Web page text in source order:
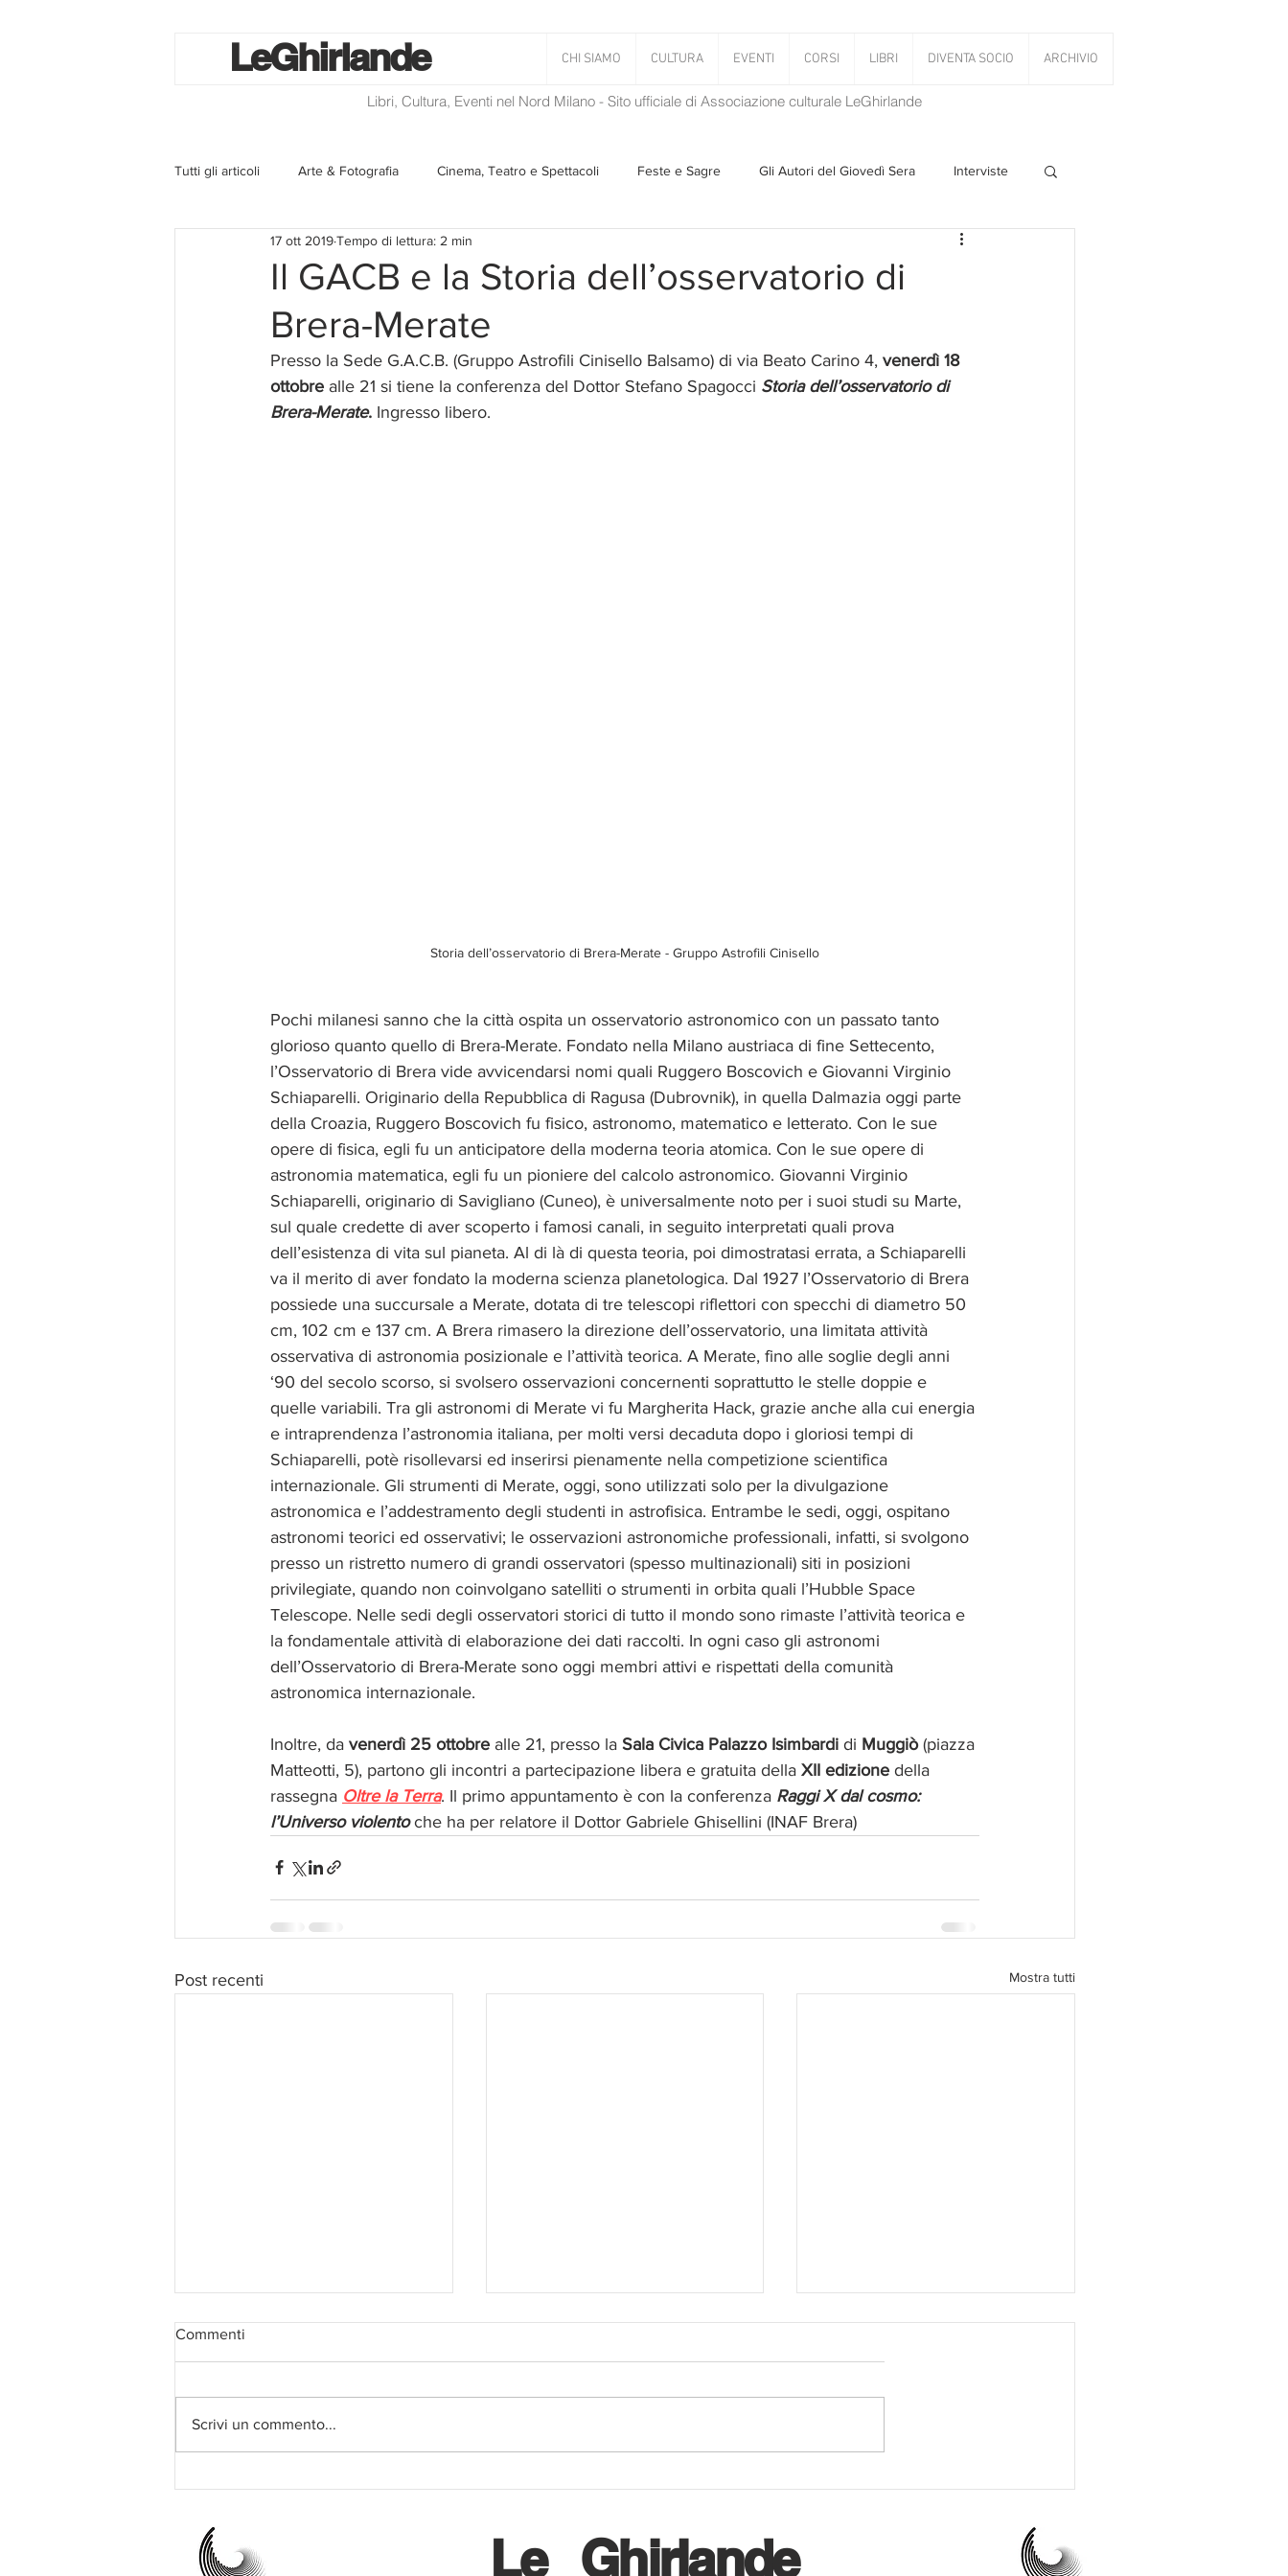
CHI SIAMO CULTURA EVENTI CORSI LIBRI DIVENTA SOCIO ARCHIVIO
LeGhirlande
Libri, Cultura, Eventi nel Nord Milano - Sito ufficiale di Associazione culturale LeGhirlande
Tutti gli articoli Arte & Fotografia Cinema, Teatro e Spettacoli Feste e Sagre Gli Autori del Giovedì Sera Interviste
La lotteria degli scontrini Libri Musica
Eventi ed iniziative Utilità Il Blog di Mirabilis
Il GACB e la Storia dell’osservatorio di
Brera-Merate
17 ott 2019Tempo di lettura: 2 min
Presso la Sede G.A.C.B. (Gruppo Astrofili Cinisello Balsamo) di via Beato Carino 4, venerdì 18
ottobre alle 21 si tiene la conferenza del Dottor Stefano Spagocci Storia dell’osservatorio di
Brera-Merate. Ingresso libero.
Storia dell’osservatorio di Brera-Merate - Gruppo Astrofili Cinisello
Pochi milanesi sanno che la città ospita un osservatorio astronomico con un passato tanto
glorioso quanto quello di Brera-Merate. Fondato nella Milano austriaca di fine Settecento,
l’Osservatorio di Brera vide avvicendarsi nomi quali Ruggero Boscovich e Giovanni Virginio
Schiaparelli. Originario della Repubblica di Ragusa (Dubrovnik), in quella Dalmazia oggi parte
della Croazia, Ruggero Boscovich fu fisico, astronomo, matematico e letterato. Con le sue
opere di fisica, egli fu un anticipatore della moderna teoria atomica. Con le sue opere di
astronomia matematica, egli fu un pioniere del calcolo astronomico. Giovanni Virginio
Schiaparelli, originario di Savigliano (Cuneo), è universalmente noto per i suoi studi su Marte,
sul quale credette di aver scoperto i famosi canali, in seguito interpretati quali prova
dell’esistenza di vita sul pianeta. Al di là di questa teoria, poi dimostratasi errata, a Schiaparelli
va il merito di aver fondato la moderna scienza planetologica. Dal 1927 l’Osservatorio di Brera
possiede una succursale a Merate, dotata di tre telescopi riflettori con specchi di diametro 50
cm, 102 cm e 137 cm. A Brera rimasero la direzione dell’osservatorio, una limitata attività
osservativa di astronomia posizionale e l’attività teorica. A Merate, fino alle soglie degli anni
‘90 del secolo scorso, si svolsero osservazioni concernenti soprattutto le stelle doppie e
quelle variabili. Tra gli astronomi di Merate vi fu Margherita Hack, grazie anche alla cui energia
e intraprendenza l’astronomia italiana, per molti versi decaduta dopo i gloriosi tempi di
Schiaparelli, potè risollevarsi ed inserirsi pienamente nella competizione scientifica
internazionale. Gli strumenti di Merate, oggi, sono utilizzati solo per la divulgazione
astronomica e l’addestramento degli studenti in astrofisica. Entrambe le sedi, oggi, ospitano
astronomi teorici ed osservativi; le osservazioni astronomiche professionali, infatti, si svolgono
presso un ristretto numero di grandi osservatori (spesso multinazionali) siti in posizioni
privilegiate, quando non coinvolgano satelliti o strumenti in orbita quali l’Hubble Space
Telescope. Nelle sedi degli osservatori storici di tutto il mondo sono rimaste l’attività teorica e
la fondamentale attività di elaborazione dei dati raccolti. In ogni caso gli astronomi
dell’Osservatorio di Brera-Merate sono oggi membri attivi e rispettati della comunità
astronomica internazionale.
Inoltre, da venerdì 25 ottobre alle 21, presso la Sala Civica Palazzo Isimbardi di Muggiò (piazza
Matteotti, 5), partono gli incontri a partecipazione libera e gratuita della XII edizione della
rassegna Oltre la Terra. Il primo appuntamento è con la conferenza Raggi X dal cosmo:
l’Universo violento che ha per relatore il Dottor Gabriele Ghisellini (INAF Brera)
Post recenti Mostra tutti
dell'Health QiGong
Commenti
Scrivi un commento...
Le Ghirlande